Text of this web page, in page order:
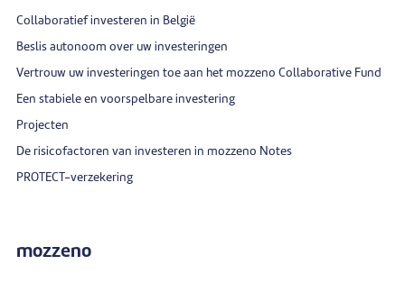
Collaboratief investeren in België
Beslis autonoom over uw investeringen
Vertrouw uw investeringen toe aan het mozzeno Collaborative Fund
Een stabiele en voorspelbare investering
Projecten
De risicofactoren van investeren in mozzeno Notes
PROTECT-verzekering
mozzeno